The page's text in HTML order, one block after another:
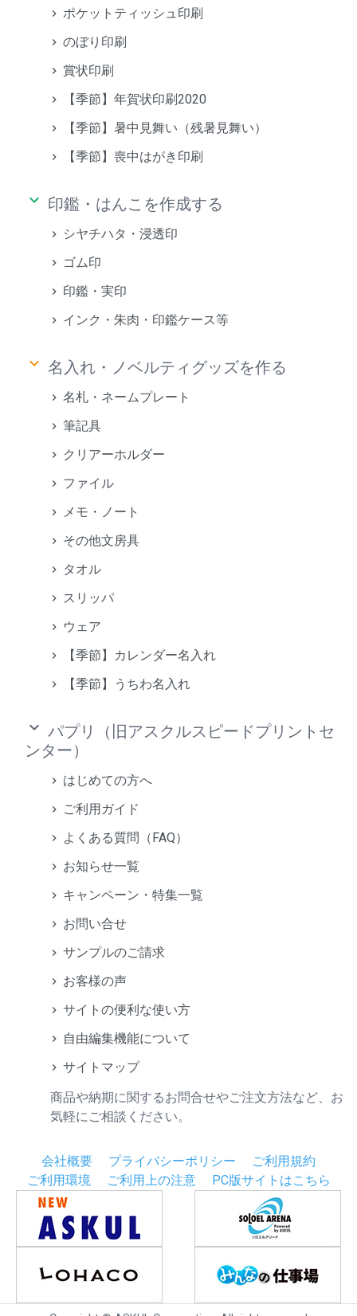
ポケットティッシュ印刷
のぼり印刷
賞状印刷
【季節】年賀状印刷2020
【季節】暑中見舞い（残暑見舞い）
【季節】喪中はがき印刷
keyboard_arrow_down 印鑑・はんこを作成する
シヤチハタ・浸透印
ゴム印
印鑑・実印
インク・朱肉・印鑑ケース等
keyboard_arrow_down 名入れ・ノベルティグッズを作る
名札・ネームプレート
筆記具
クリアーホルダー
ファイル
メモ・ノート
その他文房具
タオル
スリッパ
ウェア
【季節】カレンダー名入れ
【季節】うちわ名入れ
keyboard_arrow_down パプリ（旧アスクルスピードプリントセ
ンター）
はじめての方へ
ご利用ガイド
よくある質問（FAQ）
お知らせ一覧
キャンペーン・特集一覧
お問い合せ
サンプルのご請求
お客様の声
サイトの便利な使い方
自由編集機能について
サイトマップ
商品や納期に関するお問合せやご注文方法など、お
気軽にご相談ください。
会社概要 プライバシーポリシー
ご利用規約
ご利用環境
ご利用上の注意 PC版サイトはこちら